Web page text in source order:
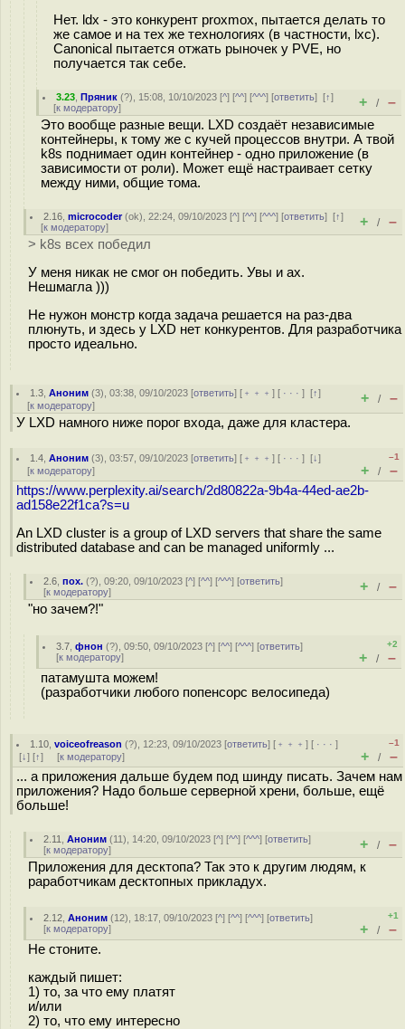
Нет. ldx - это конкурент proxmox, пытается делать то
же самое и на тех же технологиях (в частности, lxc).
Canonical пытается отжать рыночек у PVE, но
получается так себе.
3.23 ,Пряник (?), 15:08, 10/10/2023 [^] [^^] [^^^] [ответить][↑]
[к модератору] + / –
Это вообще разные вещи. LXD создаёт независимые
контейнеры, к тому же с кучей процессов внутри. А твой
k8s поднимает один контейнер - одно приложение (в
зависимости от роли). Может ещё настраивает сетку
между ними, общие тома.
2.16 ,microcoder(ok), 22:24, 09/10/2023 [^] [^^] [^^^] [ответить][↑]
[к модератору] + / –
> k8s всех победил
У меня никак не смог он победить. Увы и ах.
Нешмагла )))
Не нужон монстр когда задача решается на раз-два
плюнуть, и здесь у LXD нет конкурентов. Для разработчика
просто идеально.
1.3 ,Аноним (3), 03:38, 09/10/2023 [ответить] [ ﹢﹢﹢] [ · · ·][↑]
[к модератору] + / –
У LXD намного ниже порог входа, даже для кластера.
1.4 ,Аноним (3), 03:57, 09/10/2023 [ответить] [ ﹢﹢﹢] [ · · ·][↓]
[к модератору]
–1
+ / –
https://www.perplexity.ai/search/2d80822a-9b4a-44ed-ae2b-
ad158e22f1ca?s=u
An LXD cluster is a group of LXD servers that share the same
distributed database and can be managed uniformly ...
2.6 ,пох. (?), 09:20, 09/10/2023 [^] [^^] [^^^] [ответить]
[к модератору] + / –
"но зачем?!"
3.7 ,фнон (?), 09:50, 09/10/2023 [^] [^^] [^^^] [ответить]
[к модератору]
+2
+ / –
патамушта можем!
(разработчики любого попенсорс велосипеда)
1.10 ,voiceofreason (?), 12:23, 09/10/2023 [ответить] [ ﹢﹢﹢] [ · · ·]
[↓] [↑] [к модератору]
–1
+ / –
... а приложения дальше будем под шинду писать. Зачем нам
приложения? Надо больше серверной хрени, больше, ещё
больше!
2.11 ,Аноним (11), 14:20, 09/10/2023 [^] [^^] [^^^] [ответить]
[к модератору] + / –
Приложения для десктопа? Так это к другим людям, к
раработчикам десктопных прикладух.
2.12 ,Аноним (12), 18:17, 09/10/2023 [^] [^^] [^^^] [ответить]
[к модератору]
+1
+ / –
Не стоните.
каждый пишет:
1) то, за что ему платят
и/или
2) то, что ему интересно